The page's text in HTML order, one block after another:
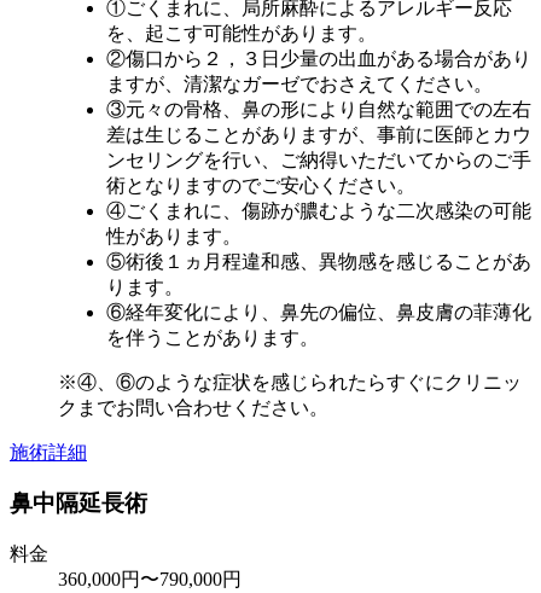
①ごくまれに、局所麻酔によるアレルギー反応
を、起こす可能性があります。
②傷口から２，３日少量の出血がある場合があり
ますが、清潔なガーゼでおさえてください。
③元々の骨格、鼻の形により自然な範囲での左右
差は生じることがありますが、事前に医師とカウ
ンセリングを行い、ご納得いただいてからのご手
術となりますのでご安心ください。
④ごくまれに、傷跡が膿むような二次感染の可能
性があります。
⑤術後１ヵ月程違和感、異物感を感じることがあ
ります。
⑥経年変化により、鼻先の偏位、鼻皮膚の菲薄化
を伴うことがあります。
※④、⑥のような症状を感じられたらすぐにクリニッ
クまでお問い合わせください。
施術詳細
鼻中隔延長術
料金
360,000円〜790,000円